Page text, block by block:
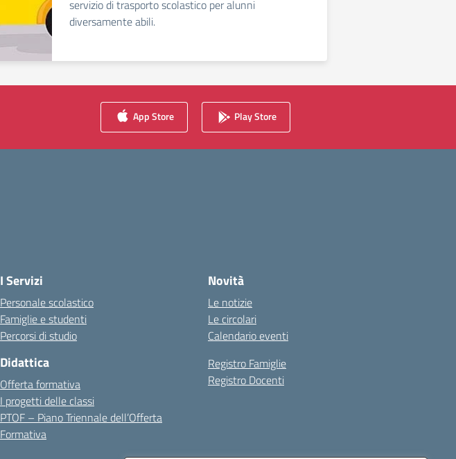
servizio di trasporto scolastico per alunni
diversamente abili.
App Store Play Store
I Servizi
Personale scolastico
Famiglie e studenti
Percorsi di studio
Didattica
Offerta formativa
I progetti delle classi
PTOF – Piano Triennale dell’Offerta
Formativa
Novità
Le notizie
Le circolari
Calendario eventi
Registro Famiglie
Registro Docenti